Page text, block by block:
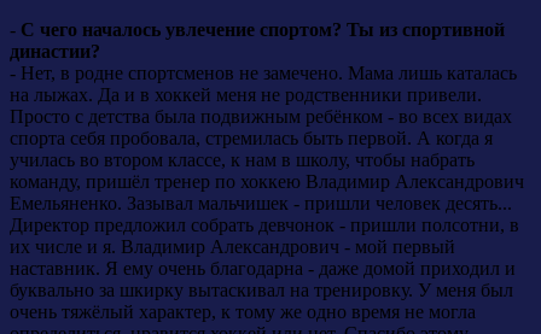
- С чего началось увлечение спортом? Ты из спортивной
династии?
- Нет, в родне спортсменов не замечено. Мама лишь каталась
на лыжах. Да и в хоккей меня не родственники привели.
Просто с детства была подвижным ребёнком - во всех видах
спорта себя пробовала, стремилась быть первой. А когда я
училась во втором классе, к нам в школу, чтобы набрать
команду, пришёл тренер по хоккею Владимир Александрович
Емельяненко. Зазывал мальчишек - пришли человек десять...
Директор предложил собрать девчонок - пришли полсотни, в
их числе и я. Владимир Александрович - мой первый
наставник. Я ему очень благодарна - даже домой приходил и
буквально за шкирку вытаскивал на тренировку. У меня был
очень тяжёлый характер, к тому же одно время не могла